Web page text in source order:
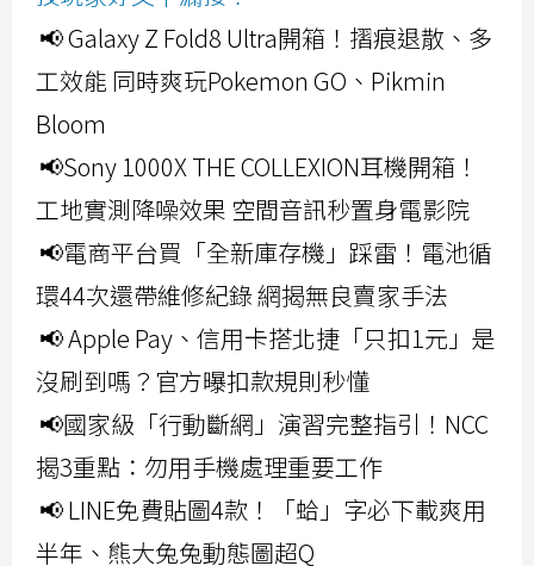
📢 Galaxy Z Fold8 Ultra開箱！摺痕退散、多
工效能 同時爽玩Pokemon GO、Pikmin
Bloom
📢Sony 1000X THE COLLEXION耳機開箱！
工地實測降噪效果 空間音訊秒置身電影院
📢電商平台買「全新庫存機」踩雷！電池循
環44次還帶維修紀錄 網揭無良賣家手法
📢 Apple Pay、信用卡搭北捷「只扣1元」是
沒刷到嗎？官方曝扣款規則秒懂
📢國家級「行動斷網」演習完整指引！NCC
揭3重點：勿用手機處理重要工作
📢 LINE免費貼圖4款！「蛤」字必下載爽用
半年、熊大兔兔動態圖超Q